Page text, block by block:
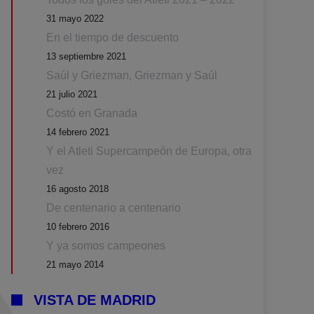
31 mayo 2022
En el tiempo de descuento
13 septiembre 2021
Saúl y Griezman, Griezman y Saúl
21 julio 2021
Costó en Granada
14 febrero 2021
Y el Atleti Supercampeón de Europa, otra
vez
16 agosto 2018
De centenario a centenario
10 febrero 2016
Y ya somos campeones
21 mayo 2014
VISTA DE MADRID